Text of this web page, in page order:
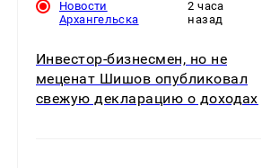
Новости
Архангельска
2 часа
назад
Инвестор-бизнесмен, но не
меценат Шишов опубликовал
свежую декларацию о доходах